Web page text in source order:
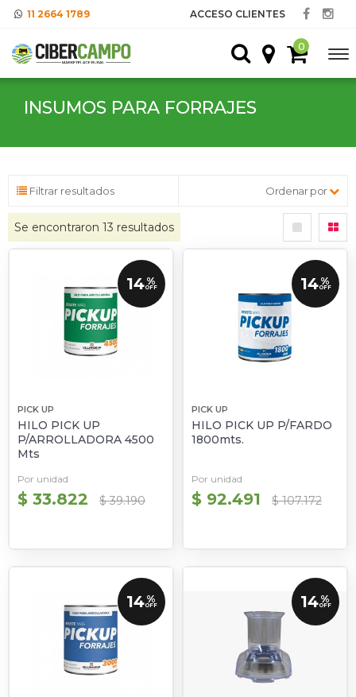
11 2664 1789 ACCESO CLIENTES
0
INSUMOS PARA FORRAJES
Filtrar resultados Ordenar por
Se encontraron 13 resultados
14 %
OFF
PICK UP
HILO PICK UP
P/ARROLLADORA 4500
Mts
Por unidad
$ 33.822 $ 39.190
14 %
OFF
PICK UP
HILO PICK UP P/FARDO
1800mts.
Por unidad
$ 92.491 $ 107.172
14 %
OFF 14 %
OFF